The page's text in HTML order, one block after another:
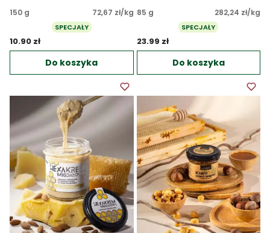
150 g
72,67 zł/kg
SPECJAŁY
10.90 zł
Do koszyka
85 g
282,24 zł/kg
SPECJAŁY
23.99 zł
Do koszyka